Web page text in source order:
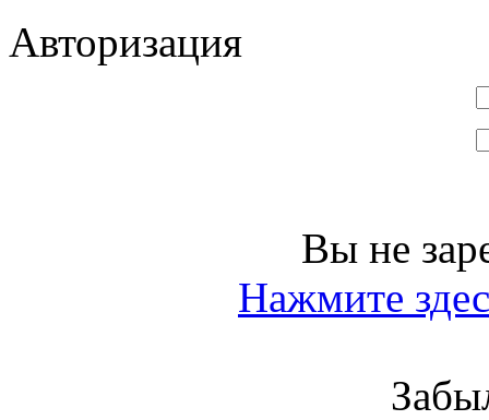
Авторизация
Вы не
Нажмите